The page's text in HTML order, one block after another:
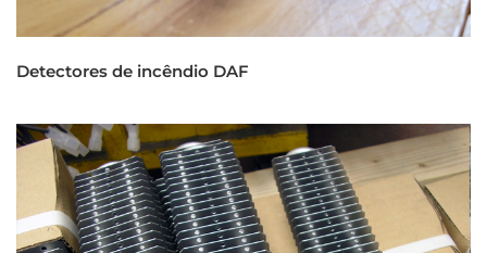
Detectores de incêndio DAF